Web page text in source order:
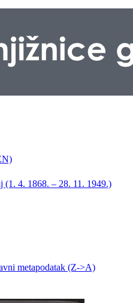
(1. 4. 1868. – 28. 11. 1949.)
metapodatak (Z->A)